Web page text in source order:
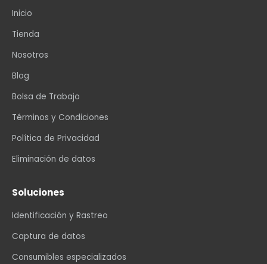
Inicio
Tienda
Nosotros
Blog
Bolsa de Trabajo
Términos y Condiciones
Política de Privacidad
Eliminación de datos
Soluciones
Identificación y Rastreo
Captura de datos
Consumibles especializados